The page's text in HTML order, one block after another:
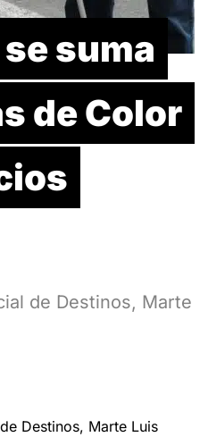
suma
de Color
de Destinos, Marte
Destinos, Marte Luis